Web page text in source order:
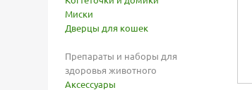
Миски
Дверцы для кошек
Препараты и наборы для
здоровья животного
Аксессуары